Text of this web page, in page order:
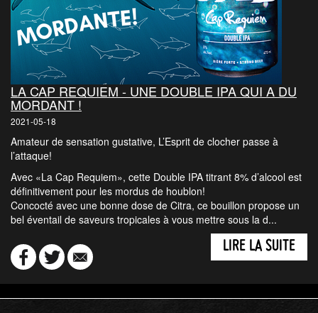
LA CAP REQUIEM - UNE DOUBLE IPA QUI A DU
MORDANT !
2021-05-18
Amateur de sensation gustative, L’Esprit de clocher passe à
l’attaque!
Avec «La Cap Requiem», cette Double IPA titrant 8% d’alcool est
définitivement pour les mordus de houblon!
Concocté avec une bonne dose de Citra, ce bouillon propose un
bel éventail de saveurs tropicales à vous mettre sous la d...
LIRE LA SUITE